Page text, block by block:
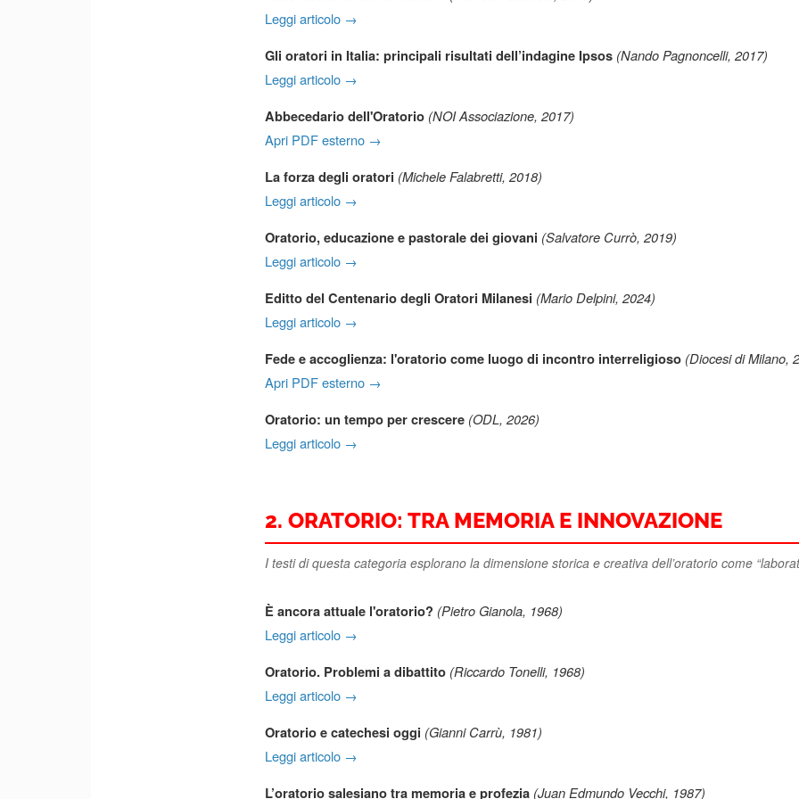
Leggi articolo →
Gli oratori in Italia: principali risultati dell’indagine Ipsos (Nando Pagnoncelli, 2017)
Leggi articolo →
Abbecedario dell'Oratorio (NOI Associazione, 2017)
Apri PDF esterno →
La forza degli oratori (Michele Falabretti, 2018)
Leggi articolo →
Oratorio, educazione e pastorale dei giovani (Salvatore Currò, 2019)
Leggi articolo →
Editto del Centenario degli Oratori Milanesi (Mario Delpini, 2024)
Leggi articolo →
Fede e accoglienza: l'oratorio come luogo di incontro interreligioso (Diocesi di Milano,
Apri PDF esterno →
Oratorio: un tempo per crescere (ODL, 2026)
Leggi articolo →
2. ORATORIO: TRA MEMORIA E INNOVAZIONE
I testi di questa categoria esplorano la dimensione storica e creativa dell’oratorio come
È ancora attuale l'oratorio? (Pietro Gianola, 1968)
Leggi articolo →
Oratorio. Problemi a dibattito (Riccardo Tonelli, 1968)
Leggi articolo →
Oratorio e catechesi oggi (Gianni Carrù, 1981)
Leggi articolo →
L’oratorio salesiano tra memoria e profezia (Juan Edmundo Vecchi, 1987)